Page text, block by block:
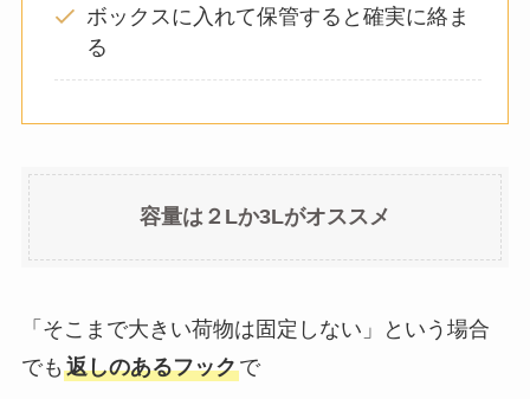
ボックスに入れて保管すると確実に絡ま
る
容量は２Lか3Lがオススメ
「そこまで大きい荷物は固定しない」という場合
でも 返しのあるフックで